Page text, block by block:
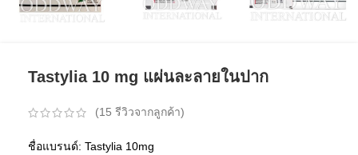
Tastylia 10 mg แผ่นละลายในปาก
(15 รีวิวจากลูกค้า)
ชื่อแบรนด์: Tastylia 10mg